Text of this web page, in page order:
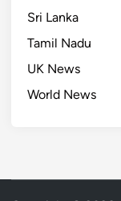
Sri Lanka
Tamil Nadu
UK News
World News